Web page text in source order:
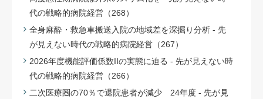
代の戦略的病院経営（268）
全身麻酔・救急車搬送入院の地域差を深掘り分析 - 先
が見えない時代の戦略的病院経営（267）
2026年度機能評価係数IIの実態に迫る - 先が見えない時
代の戦略的病院経営（266）
二次医療圏の70％で退院患者が減少 24年度 - 先が見